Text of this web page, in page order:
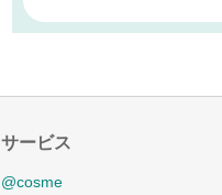
サービス
@cosme